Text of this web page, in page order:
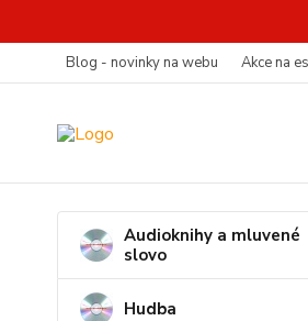
Blog - novinky na webu Akce na
Audioknihy a mluvené
slovo
Hudba